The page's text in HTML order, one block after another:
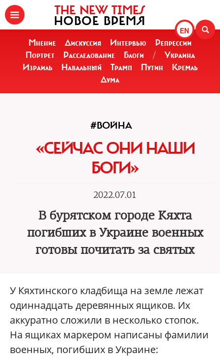
EN
THE NEW TIMES
НОВОЕ ВРЕМЯ
Мнение Дискуссия Интервью
Репрессии
Портрет
Расследование Блоги /
Украина
Израиль
Навальный Трамп Путин
Кремль
Дума
#ВОЙНА
«СЕЙЧАС ОНИ НАШИ
БОГИ»
2022.07.01
В бурятском городе Кяхта
погибших в Украине военных
готовы почитать за святых
У Кяхтинского кладбища на земле лежат
одиннадцать деревянных ящиков. Их
аккуратно сложили в несколько стопок.
На ящиках маркером написаны фамилии
военных, погибших в Украине: